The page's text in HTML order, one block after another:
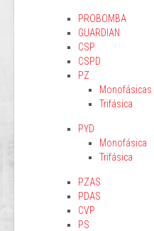
PROBOMBA
GUARDIAN
CSP
CSPD
PZ
Monofásicas
Trifásica
PYD
Monofásica
Trifásica
PZAS
PDAS
CVP
PS